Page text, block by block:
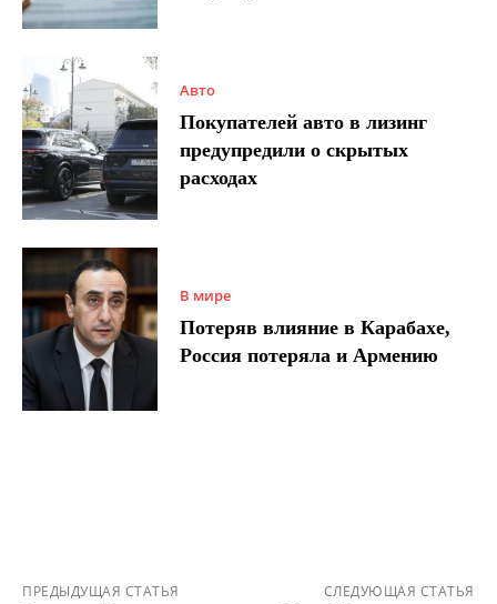
Авто
Покупателей авто в лизинг
предупредили о скрытых
расходах
В мире
Потеряв влияние в Карабахе,
Россия потеряла и Армению
ПРЕДЫДУЩАЯ СТАТЬЯ СЛЕДУЮЩАЯ СТАТЬЯ